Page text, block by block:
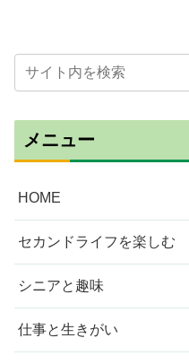
メニュー
HOME
セカンドライフを楽しむ
シニアと趣味
仕事と生きがい